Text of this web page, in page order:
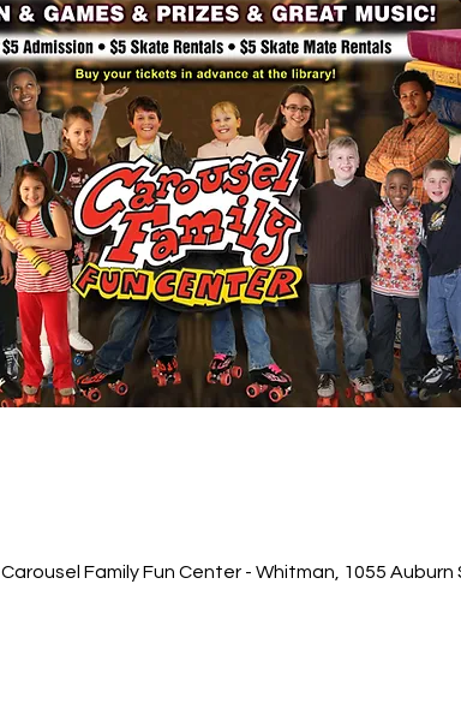
Carousel Family Fun Center - Whitman, 1055 Auburn